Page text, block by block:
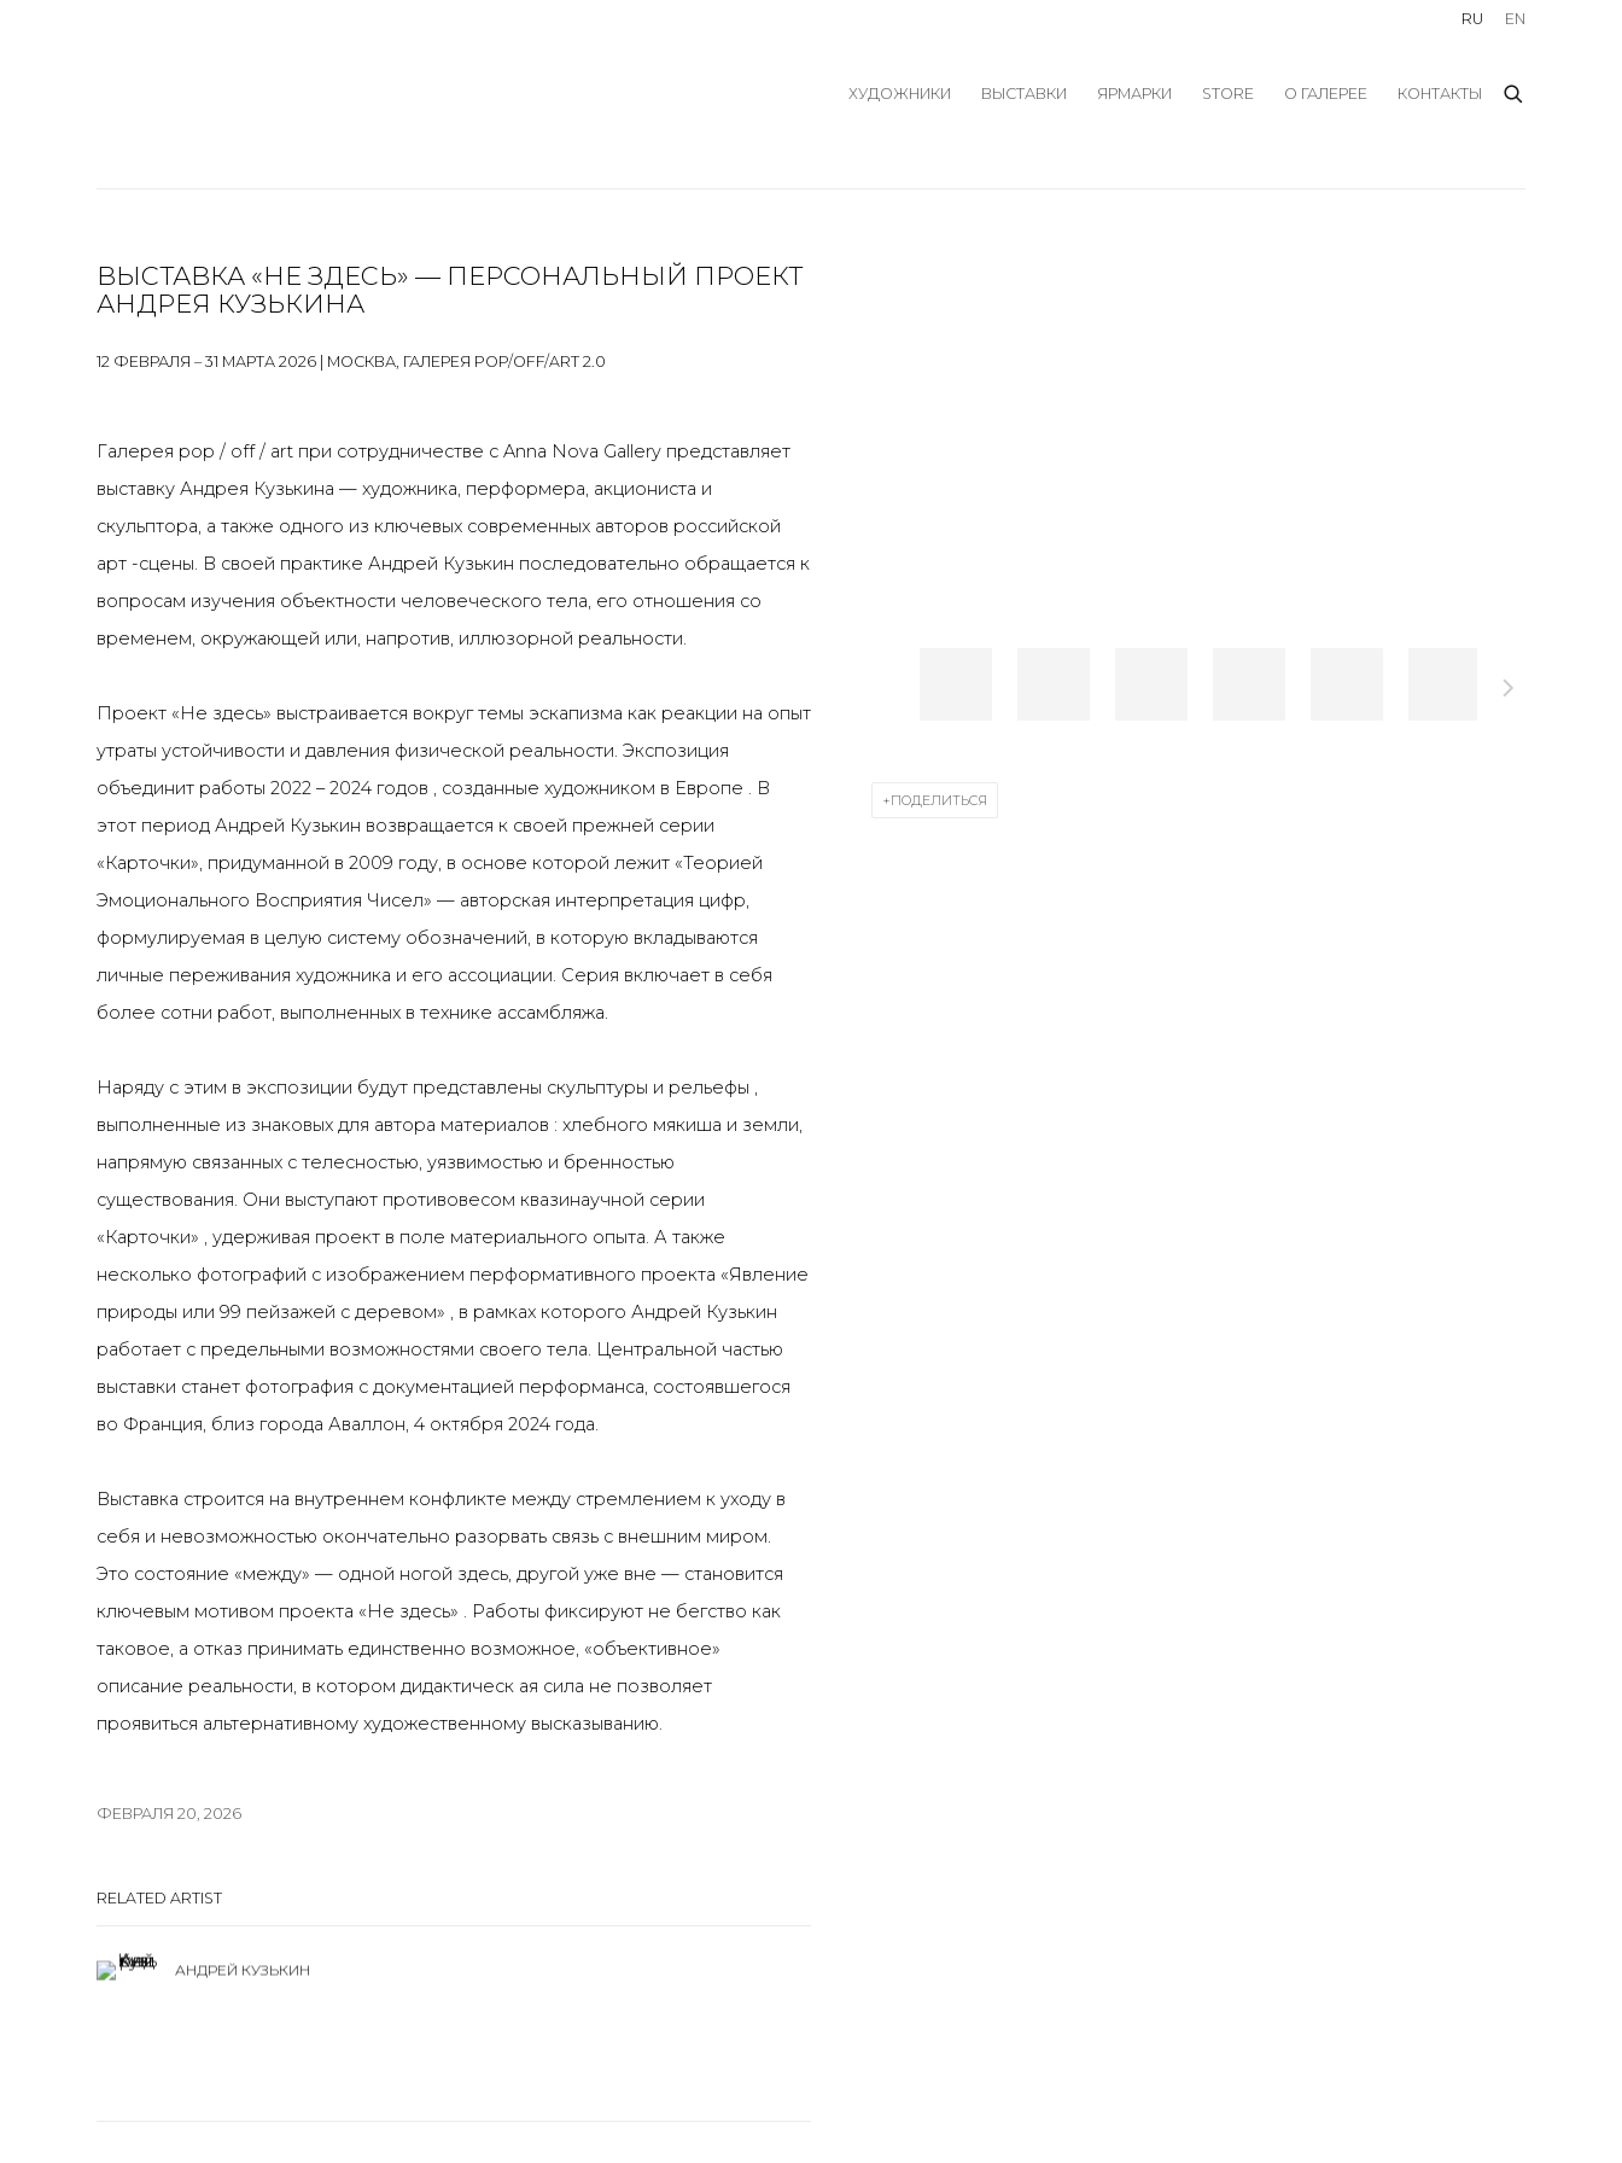
ХУДОЖНИКИ ВЫСТАВКИ ЯРМАРКИ STORE О ГАЛЕРЕЕ КОНТАКТЫ
RU EN
ВЫСТАВКА «НЕ ЗДЕСЬ» — ПЕРСОНАЛЬНЫЙ ПРОЕКТ
АНДРЕЯ КУЗЬКИНА
12 ФЕВРАЛЯ – 31 МАРТА 2026 | МОСКВА, ГАЛЕРЕЯ POP/OFF/ART 2.0
ПОДЕЛИТЬСЯ
Галерея pop / off / art при сотрудничестве с Anna Nova Gallery представляет
выставку Андрея Кузькина — художника, перформера, акциониста и
скульптора, а также одного из ключевых современных авторов российской
арт -сцены. В своей практике Андрей Кузькин последовательно обращается к
вопросам изучения объектности человеческого тела, его отношения со
временем, окружающей или, напротив, иллюзорной реальности.
Проект «Не здесь» выстраивается вокруг темы эскапизма как реакции на опыт
утраты устойчивости и давления физической реальности. Экспозиция
объединит работы 2022 –2024 годов , созданные художником в Европе . В
этот период Андрей Кузькин возвращается к своей прежней серии
«Карточки», придуманной в 2009 году, в основе которой лежит «Теорией
Эмоционального Восприятия Чисел» — авторская интерпретация цифр,
формулируемая в целую систему обозначений, в которую вкладываются
личные переживания художника и его ассоциации. Серия включает в себя
более сотни работ, выполненных в технике ассамбляжа.
Наряду с этим в экспозиции будут представлены скульптуры и рельефы ,
выполненные из знаковых для автора материалов : хлебного мякиша и земли,
напрямую связанных с телесностью, уязвимостью и бренностью
существования. Они выступают противовесом квазинаучной серии
«Карточки» , удерживая проект в поле материального опыта. А также
несколько фотографий с изображением перформативного проекта «Явление
природы или 99 пейзажей с деревом» , в рамках которого Андрей Кузькин
работает с предельными возможностями своего тела. Центральной частью
выставки станет фотография с документацией перформанса, состоявшегося
во Франция, близ города Аваллон, 4 октября 2024 года.
Выставка строится на внутреннем конфликте между стремлением к уходу в
себя и невозможностью окончательно разорвать связь с внешним миром.
Это состояние «между» — одной ногой здесь, другой уже вне — становится
ключевым мотивом проекта «Не здесь» . Работы фиксируют не бегство как
таковое, а отказ принимать единственно возможное, «объективное»
описание реальности, в котором дидактическ ая сила не позволяет
проявиться альтернативному художественному высказыванию.
ФЕВРАЛЯ 20, 2026
RELATED ARTIST
АНДРЕЙ КУЗЬКИН